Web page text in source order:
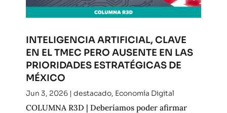
INTELIGENCIA ARTIFICIAL, CLAVE
EN EL TMEC PERO AUSENTE EN LAS
PRIORIDADES ESTRATÉGICAS DE
MÉXICO
Jun 3, 2026| destacado, Economía Digital
COLUMNA R3D | Deberíamos poder afirmar